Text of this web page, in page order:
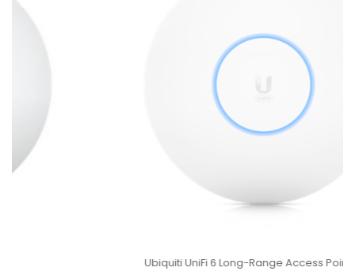
Ubiquiti UniFi 6 Long-Range Access Point U6-LR